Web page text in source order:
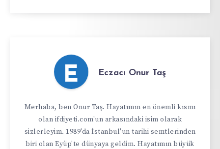
E Eczacı Onur Taş
Merhaba, ben Onur Taş. Hayatımın en önemli kısmı
olan ifdiyeti.com'un arkasındaki isim olarak
sizlerleyim. 1989'da İstanbul'un tarihi semtlerinden
biri olan Eyüp'te dünyaya geldim. Hayatımın büyük